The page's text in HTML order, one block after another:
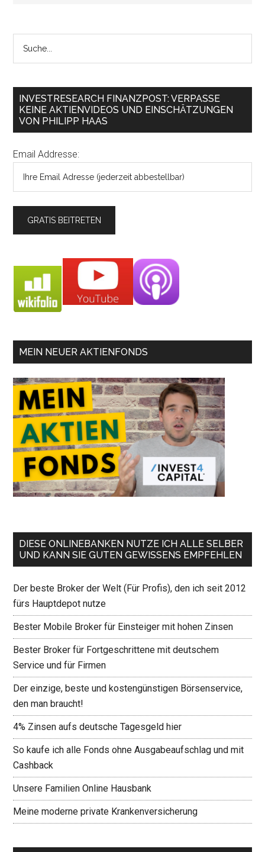
INVESTRESEARCH FINANZPOST: VERPASSE
KEINE AKTIENVIDEOS UND EINSCHÄTZUNGEN
VON PHILIPP HAAS
Email Addresse:
MEIN NEUER AKTIENFONDS
DIESE ONLINEBANKEN NUTZE ICH ALLE SELBER
UND KANN SIE GUTEN GEWISSENS EMPFEHLEN
Der beste Broker der Welt (Für Profis), den ich seit 2012
fürs Hauptdepot nutze
Bester Mobile Broker für Einsteiger mit hohen Zinsen
Bester Broker für Fortgeschrittene mit deutschem
Service und für Firmen
Der einzige, beste und kostengünstigen Börsenservice,
den man braucht!
4% Zinsen aufs deutsche Tagesgeld hier
So kaufe ich alle Fonds ohne Ausgabeaufschlag und mit
Cashback
Unsere Familien Online Hausbank
Meine moderne private Krankenversicherung